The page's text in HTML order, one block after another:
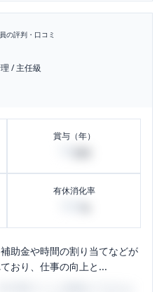
の評判・口コミ
/主任級
賞与（年）
有休消化率
助金や時間の割り当てなどが
おり、仕事の向上と...